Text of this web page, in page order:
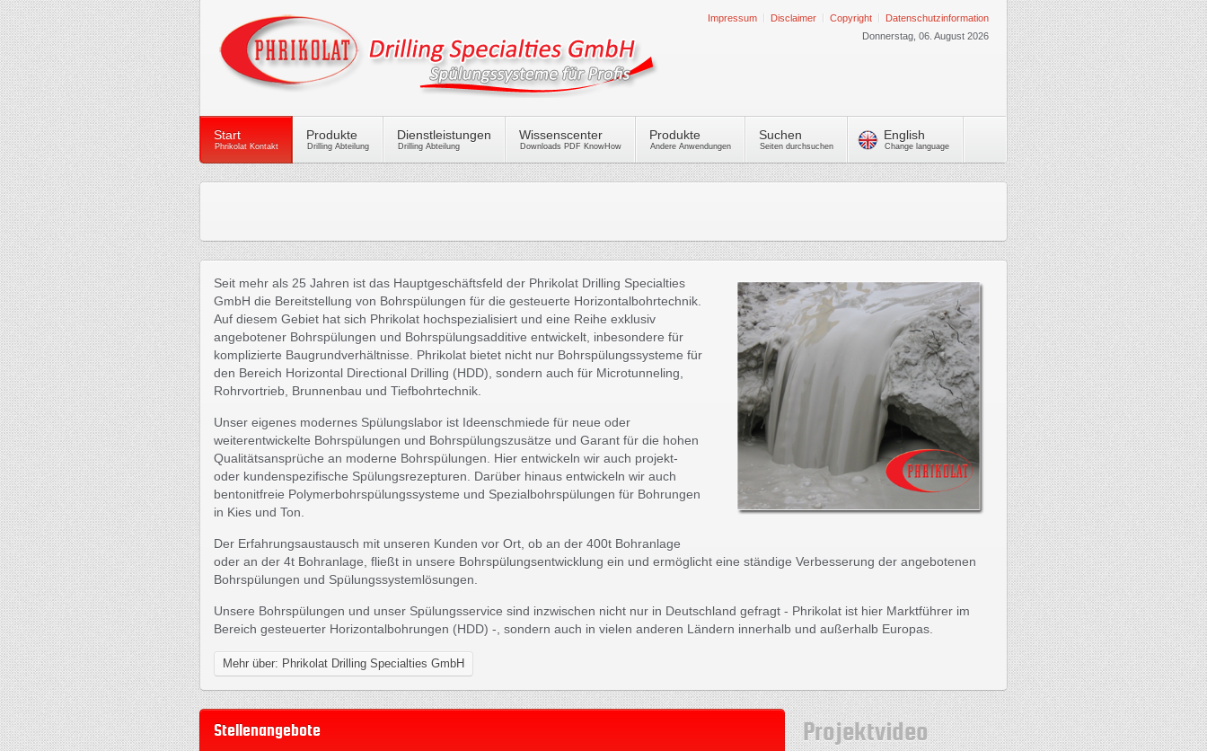
Impressum Disclaimer Copyright
Datenschutzinformation
Donnerstag, 06. August 2026
Start
Phrikolat Kontakt
Produkte
Drilling Abteilung
Dienstleistungen
Drilling Abteilung
Wissenscenter
Downloads PDF KnowHow
Produkte
Andere Anwendungen
Suchen
Seiten durchsuchen
English
Change language
Seit mehr als 25 Jahren ist das Hauptgeschäftsfeld der Phrikolat Drilling Specialties
GmbH die Bereitstellung von Bohrspülungen für die gesteuerte Horizontalbohrtechnik.
Auf diesem Gebiet hat sich Phrikolat hochspezialisiert und eine Reihe exklusiv
angebotener Bohrspülungen und Bohrspülungsadditive entwickelt, inbesondere für
komplizierte Baugrundverhältnisse. Phrikolat bietet nicht nur Bohrspülungssysteme für
den Bereich Horizontal Directional Drilling (HDD), sondern auch für Microtunneling,
Rohrvortrieb, Brunnenbau und Tiefbohrtechnik.
Unser eigenes modernes Spülungslabor ist Ideenschmiede für neue oder
weiterentwickelte Bohrspülungen und Bohrspülungszusätze und Garant für die hohen
Qualitätsansprüche an moderne Bohrspülungen. Hier entwickeln wir auch projekt-
oder kundenspezifische Spülungsrezepturen. Darüber hinaus entwickeln wir auch
bentonitfreie Polymerbohrspülungssysteme und Spezialbohrspülungen für Bohrungen
in Kies und Ton.
Der Erfahrungsaustausch mit unseren Kunden vor Ort, ob an der 400t Bohranlage
oder an der 4t Bohranlage, fließt in unsere Bohrspülungsentwicklung ein und ermöglicht eine ständige Verbesserung der angebotenen
Bohrspülungen und Spülungssystemlösungen.
Unsere Bohrspülungen und unser Spülungsservice sind inzwischen nicht nur in Deutschland gefragt - Phrikolat ist hier Marktführer im
Bereich gesteuerter Horizontalbohrungen (HDD) -, sondern auch in vielen anderen Ländern innerhalb und außerhalb Europas.
Mehr über: Phrikolat Drilling Specialties GmbH
Stellenangebote Projektvideo